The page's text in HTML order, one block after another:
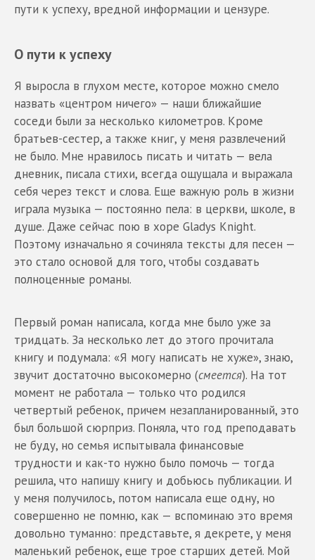
пути к успеху, вредной информации и цензуре.
О пути к успеху
Я выросла в глухом месте, которое можно смело
назвать «центром ничего» — наши ближайшие
соседи были за несколько километров. Кроме
братьев-сестер, а также книг, у меня развлечений
не было. Мне нравилось писать и читать — вела
дневник, писала стихи, всегда ощущала и выражала
себя через текст и слова. Еще важную роль в жизни
играла музыка — постоянно пела: в церкви, школе, в
душе. Даже сейчас пою в хоре Gladys Knight.
Поэтому изначально я сочиняла тексты для песен —
это стало основой для того, чтобы создавать
полноценные романы.
Первый роман написала, когда мне было уже за
тридцать. За несколько лет до этого прочитала
книгу и подумала: «Я могу написать не хуже», знаю,
звучит достаточно высокомерно (смеется). На тот
момент не работала — только что родился
четвертый ребенок, причем незапланированный, это
был большой сюрприз. Поняла, что год преподавать
не буду, но семья испытывала финансовые
трудности и как-то нужно было помочь — тогда
решила, что напишу книгу и добьюсь публикации. И
у меня получилось, потом написала еще одну, но
совершенно не помню, как — вспоминаю это время
довольно туманно: представьте, я декрете, у меня
маленький ребенок, еще трое старших детей. Мой